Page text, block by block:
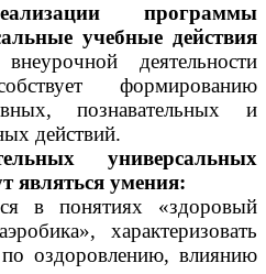
программы
учебные действия
деятельности
формированию
познавательных и
действий.
универсальных
являться умения:
в понятиях «здоровый
характеризовать
по оздоровлению, влиянию